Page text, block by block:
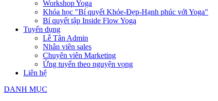
Workshop Yoga
Khóa học "Bí quyết Khỏe-Đẹp-Hạnh phúc với Yoga"
Bí quyết tập Inside Flow Yoga
Tuyển dụng
Lễ Tân Admin
Nhân viên sales
Chuyên viên Marketing
Ứng tuyển theo nguyện vọng
Liên hệ
DANH MỤC